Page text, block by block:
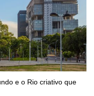
e o Rio criativo que